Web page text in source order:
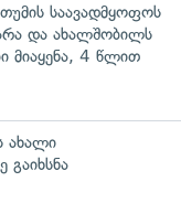
საავადმყოფოს
და ახალშობილს
მიაყენა, 4 წლით
ახალი